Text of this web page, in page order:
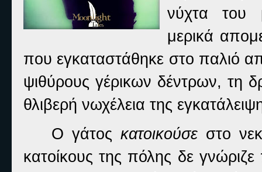
νύχτα του
μερικά
που εγκαταστάθηκε στο παλιό
ψιθύρους γέρικων δέντρων, τη
θλιβερή νωχέλεια της
Ο γάτοςκατοικούσε στο
κατοίκους της πόλης δε